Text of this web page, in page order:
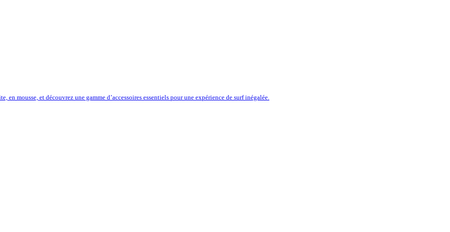
en mousse, et découvrez une gamme d’accessoires essentiels pour une expérience de surf inégalée.